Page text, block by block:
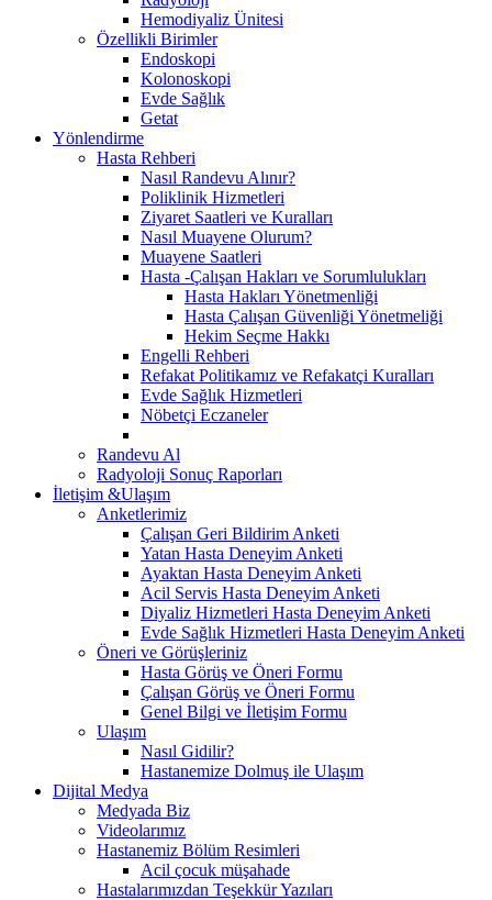
Hemodiyaliz Ünitesi
Özellikli Birimler
Endoskopi
Kolonoskopi
Evde Sağlık
Getat
Yönlendirme
Hasta Rehberi
Nasıl Randevu Alınır?
Poliklinik Hizmetleri
Ziyaret Saatleri ve Kuralları
Nasıl Muayene Olurum?
Muayene Saatleri
Hasta -Çalışan Hakları ve Sorumlulukları
Hasta Hakları Yönetmenliği
Hasta Çalışan Güvenliği Yönetmeliği
Hekim Seçme Hakkı
Engelli Rehberi
Refakat Politikamız ve Refakatçi Kuralları
Evde Sağlık Hizmetleri
Nöbetçi Eczaneler
Randevu Al
Radyoloji Sonuç Raporları
İletişim &Ulaşım
Anketlerimiz
Çalışan Geri Bildirim Anketi
Yatan Hasta Deneyim Anketi
Ayaktan Hasta Deneyim Anketi
Acil Servis Hasta Deneyim Anketi
Diyaliz Hizmetleri Hasta Deneyim Anketi
Evde Sağlık Hizmetleri Hasta Deneyim Anketi
Öneri ve Görüşleriniz
Hasta Görüş ve Öneri Formu
Çalışan Görüş ve Öneri Formu
Genel Bilgi ve İletişim Formu
Ulaşım
Nasıl Gidilir?
Hastanemize Dolmuş ile Ulaşım
Dijital Medya
Medyada Biz
Videolarımız
Hastanemiz Bölüm Resimleri
Acil çocuk müşahade
Hastalarımızdan Teşekkür Yazıları